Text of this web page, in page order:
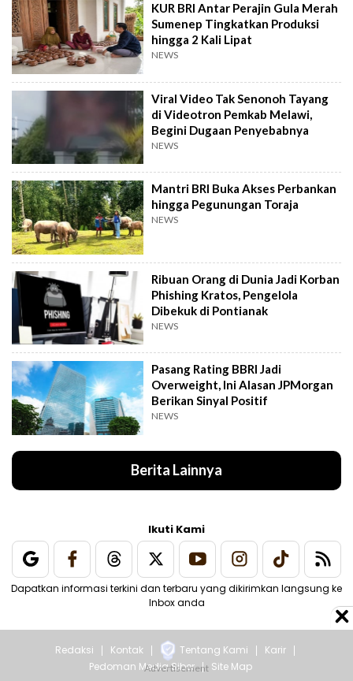
KUR BRI Antar Perajin Gula Merah
Sumenep Tingkatkan Produksi
hingga 2 Kali Lipat
NEWS
Viral Video Tak Senonoh Tayang
di Videotron Pemkab Melawi,
Begini Dugaan Penyebabnya
NEWS
Mantri BRI Buka Akses Perbankan
hingga Pegunungan Toraja
NEWS
Ribuan Orang di Dunia Jadi Korban
Phishing Kratos, Pengelola
Dibekuk di Pontianak
NEWS
Pasang Rating BBRI Jadi
Overweight, Ini Alasan JPMorgan
Berikan Sinyal Positif
NEWS
Berita Lainnya
Ikuti Kami
Dapatkan informasi terkini dan terbaru yang dikirimkan langsung ke
Inbox anda
Redaksi Kontak Tentang Kami
Karir
Pedoman Media Siber
Site Map